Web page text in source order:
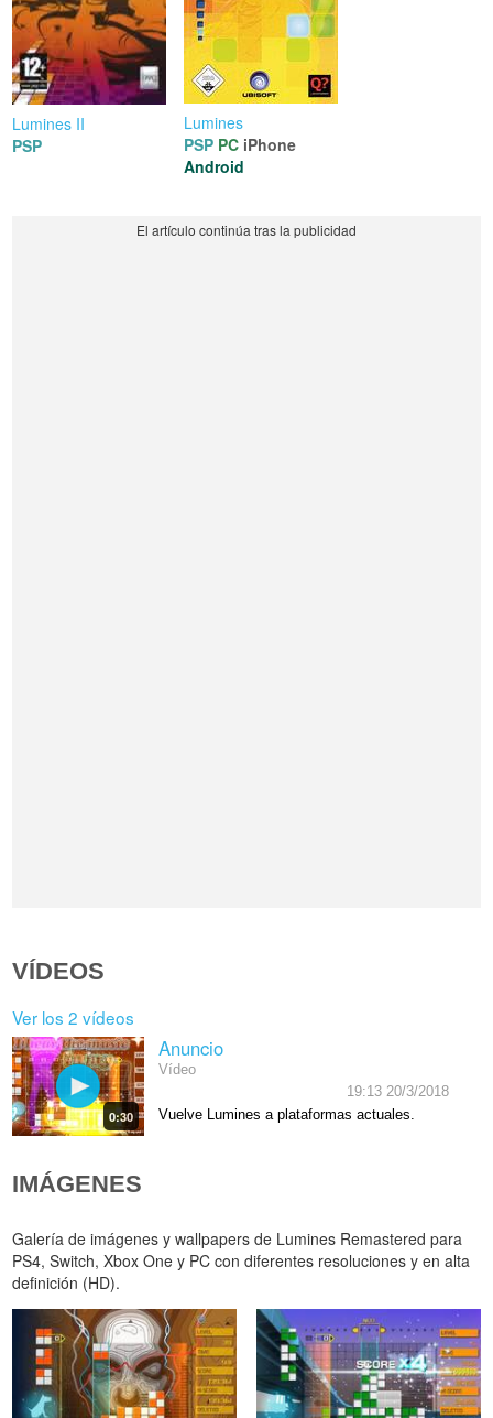
Lumines II
PSP
Lumines
PSP PC iPhone
Android
VÍDEOS
Ver los 2 vídeos
0:30
Anuncio
Vídeo
19:13 20/3/2018
Vuelve Lumines a plataformas actuales.
IMÁGENES
Galería de imágenes y wallpapers de Lumines Remastered para
PS4, Switch, Xbox One y PC con diferentes resoluciones y en alta
definición (HD).